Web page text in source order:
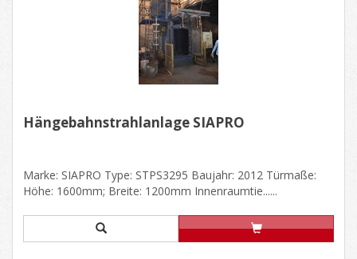
Hängebahnstrahlanlage SIAPRO
Marke: SIAPRO Type: STPS3295 Baujahr: 2012 Türmaße:
Höhe: 1600mm; Breite: 1200mm Innenraumtie......